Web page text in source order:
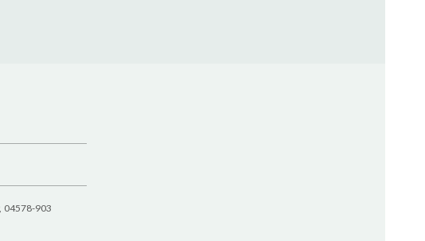
04578-903